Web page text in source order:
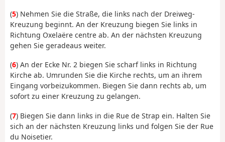
(5) Nehmen Sie die Straße, die links nach der Dreiweg-
Kreuzung beginnt. An der Kreuzung biegen Sie links in
Richtung Oxelaëre centre ab. An der nächsten Kreuzung
gehen Sie geradeaus weiter.
(6) An der Ecke Nr. 2 biegen Sie scharf links in Richtung
Kirche ab. Umrunden Sie die Kirche rechts, um an ihrem
Eingang vorbeizukommen. Biegen Sie dann rechts ab, um
sofort zu einer Kreuzung zu gelangen.
(7) Biegen Sie dann links in die Rue de Strap ein. Halten Sie
sich an der nächsten Kreuzung links und folgen Sie der Rue
du Noisetier.